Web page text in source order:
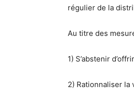
régulier de la
Au titre des
1) S’abstenir
2) Rationnaliser la